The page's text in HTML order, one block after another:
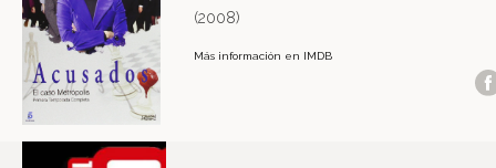
(2008)
Más información en IMDB